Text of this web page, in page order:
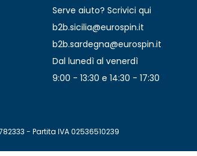
Serve aiuto? Scrivici qui
b2b.sicilia@eurospin.it
b2b.sardegna@eurospin.it
Dal lunedì al venerdì
9:00 - 13:30 e 14:30 - 17:30
- Partita IVA 02536510239